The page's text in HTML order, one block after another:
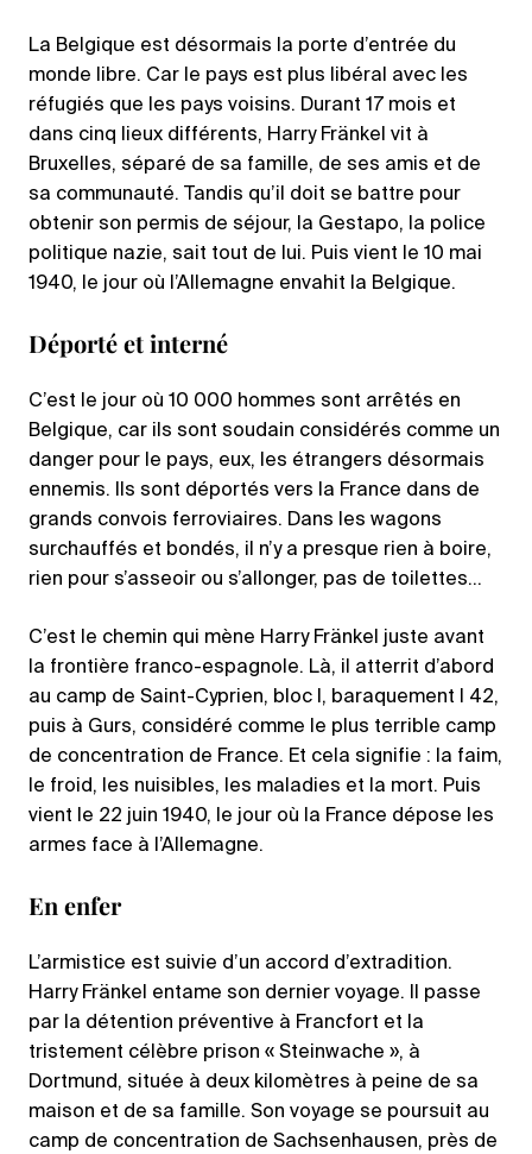
La Belgique est désormais la porte d’entrée du
monde libre. Car le pays est plus libéral avec les
réfugiés que les pays voisins. Durant 17 mois et
dans cinq lieux différents, Harry Fränkel vit à
Bruxelles, séparé de sa famille, de ses amis et de
sa communauté. Tandis qu’il doit se battre pour
obtenir son permis de séjour, la Gestapo, la police
politique nazie, sait tout de lui. Puis vient le 10 mai
1940, le jour où l’Allemagne envahit la Belgique.
Déporté et interné
C’est le jour où 10 000 hommes sont arrêtés en
Belgique, car ils sont soudain considérés comme un
danger pour le pays, eux, les étrangers désormais
ennemis. Ils sont déportés vers la France dans de
grands convois ferroviaires. Dans les wagons
surchauffés et bondés, il n’y a presque rien à boire,
rien pour s’asseoir ou s’allonger, pas de toilettes…
C’est le chemin qui mène Harry Fränkel juste avant
la frontière franco-espagnole. Là, il atterrit d’abord
au camp de Saint-Cyprien, bloc I, baraquement I 42,
puis à Gurs, considéré comme le plus terrible camp
de concentration de France. Et cela signifie : la faim,
le froid, les nuisibles, les maladies et la mort. Puis
vient le 22 juin 1940, le jour où la France dépose les
armes face à l’Allemagne.
En enfer
L’armistice est suivie d’un accord d’extradition.
Harry Fränkel entame son dernier voyage. Il passe
par la détention préventive à Francfort et la
tristement célèbre prison « Steinwache », à
Dortmund, située à deux kilomètres à peine de sa
maison et de sa famille. Son voyage se poursuit au
camp de concentration de Sachsenhausen, près de